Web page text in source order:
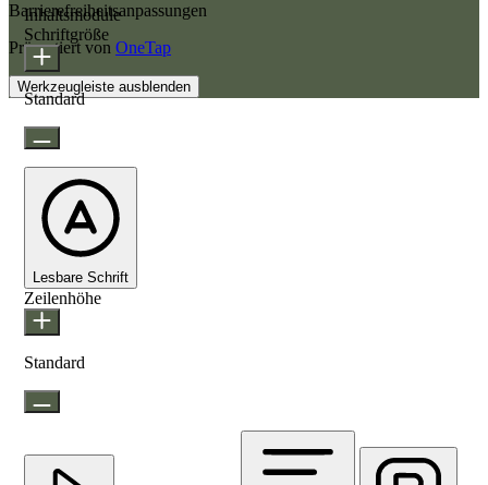
Barrierefreiheitsanpassungen
Präsentiert von OneTap
Werkzeugleiste ausblenden
Inhaltsmodule
Schriftgröße
Standard
Lesbare Schrift
Zeilenhöhe
Standard